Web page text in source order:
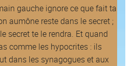
gauche ignore ce que fait ta
aumône reste dans le secret ;
secret te le rendra. Et quand
comme les hypocrites : ils
dans les synagogues et aux